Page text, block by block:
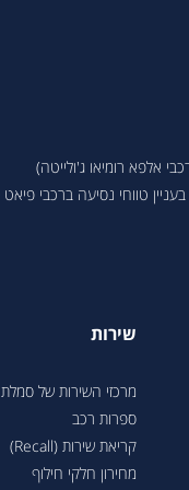
אלפא רומיאו ג'ולייטה)
שירות
מרכזי השירות של סמלת
ספרות רכב
קריאת שירות (Recall)
מחירון חלקי חילוף